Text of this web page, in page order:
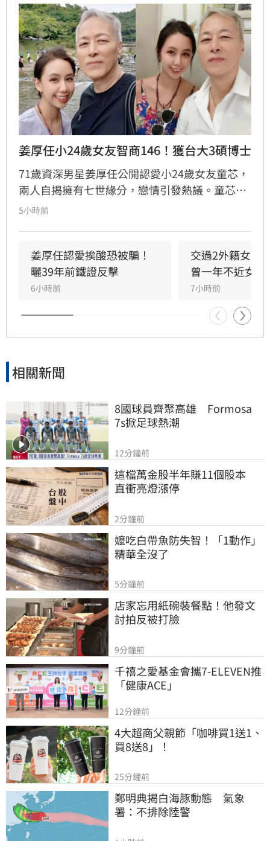
姜厚任小24歲女友智商146！獲台大3碩博士
71歲資深男星姜厚任公開認愛小24歲女友童芯，
兩人自揭擁有七世緣分，戀情引發熱議。童芯被
譽為全方位學霸，擁有146高智商，不僅取得台
助管理跨領域資源，讓童芯專注研發。童芯除學
術成就外，還具備特殊靈性體驗，曾在廟宇創下
連續擲出42個聖筊的奇蹟。兩人超越傳統男女情
愛，以理性思維與能力互補模式，共同經營科
技、文化與農業事業，展開跨越世紀的合作使
命。
5小時前
姜厚任認愛挨酸恐被騙！
曬39年前鐵證反擊
6小時前
交過2外籍女友
曾一年不近女色
7小時前
相關新聞
8國球員齊聚高雄　Formosa
7s掀足球熱潮
12分鐘前
這檔萬金股半年賺11個股本
直衝亮燈漲停
2分鐘前
嬤吃白帶魚防失智！「1動作」
精華全沒了
5分鐘前
店家忘用紙碗裝餐點！他發文
討拍反被打臉
9分鐘前
千禧之愛基金會攜7-ELEVEN推
「健康ACE」
12分鐘前
4大超商父親節「咖啡買1送1、
買8送8」！
25分鐘前
鄭明典揭白海豚動態　氣象
署：不排除陸警